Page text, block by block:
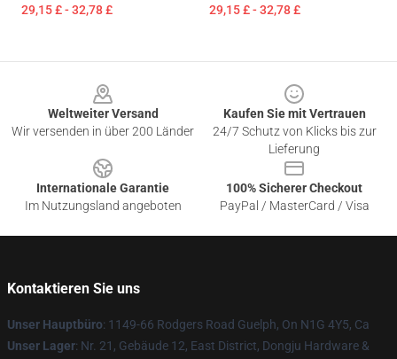
29,15 £ - 32,78 £ 29,15 £ - 32,78 £
Weltweiter Versand
Wir versenden in über 200 Länder
Kaufen Sie mit Vertrauen
24/7 Schutz von Klicks bis zur
Lieferung
Internationale Garantie
Im Nutzungsland angeboten
100% Sicherer Checkout
PayPal / MasterCard / Visa
Kontaktieren Sie uns
Unser Hauptbüro: 1149-66 Rodgers Road Guelph, On N1G 4Y5, Ca
Unser Lager: Nr. 21, Gebäude 12, East District, Dongju Hardware &